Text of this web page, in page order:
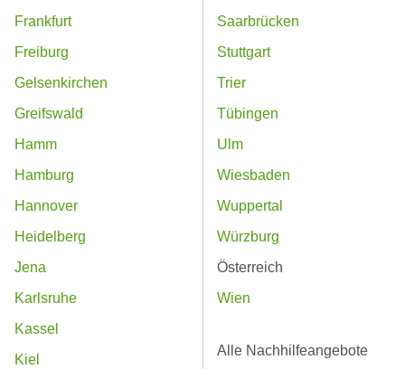
Frankfurt
Freiburg
Gelsenkirchen
Greifswald
Hamm
Hamburg
Hannover
Heidelberg
Jena
Karlsruhe
Kassel
Kiel
Saarbrücken
Stuttgart
Trier
Tübingen
Ulm
Wiesbaden
Wuppertal
Würzburg
Österreich
Wien
Alle Nachhilfeangebote